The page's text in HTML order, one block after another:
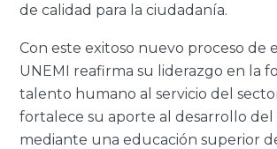
de calidad para la ciudadanía.
Con este exitoso nuevo proceso de
UNEMI reafirma su liderazgo en la
talento humanoal servicio del
fortalece su aporte al desarrollo del
mediante una educación superior